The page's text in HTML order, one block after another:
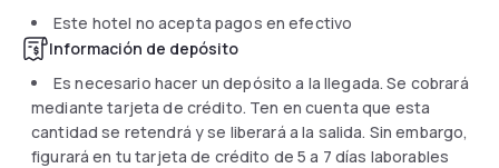
Este hotel no acepta pagos en efectivo
Información de depósito
Es necesario hacer un depósito a la llegada. Se cobrará
mediante tarjeta de crédito. Ten en cuenta que esta
cantidad se retendrá y se liberará a la salida. Sin embargo,
figurará en tu tarjeta de crédito de 5 a 7 días laborables